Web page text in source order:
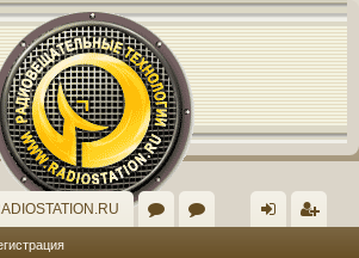
гистрация